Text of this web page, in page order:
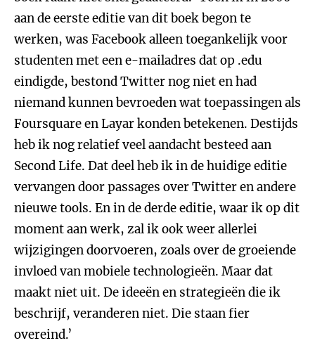
aan de eerste editie van dit boek begon te
werken, was Facebook alleen toegankelijk voor
studenten met een e-mailadres dat op .edu
eindigde, bestond Twitter nog niet en had
niemand kunnen bevroeden wat toepassingen als
Foursquare en Layar konden betekenen. Destijds
heb ik nog relatief veel aandacht besteed aan
Second Life. Dat deel heb ik in de huidige editie
vervangen door passages over Twitter en andere
nieuwe tools. En in de derde editie, waar ik op dit
moment aan werk, zal ik ook weer allerlei
wijzigingen doorvoeren, zoals over de groeiende
invloed van mobiele technologieën. Maar dat
maakt niet uit. De ideeën en strategieën die ik
beschrijf, veranderen niet. Die staan fier
overeind.’